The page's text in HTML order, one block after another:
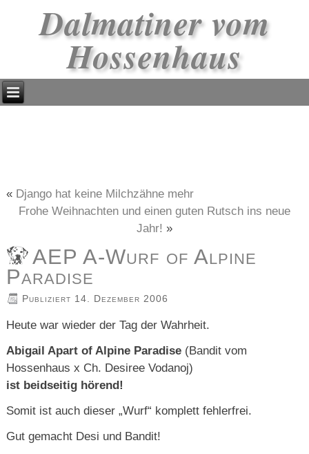
Dalmatiner vom
Hossenhaus
« Django hat keine Milchzähne mehr
Frohe Weihnachten und einen guten Rutsch ins neue
Jahr! »
AEP A-Wurf of Alpine
Paradise
Publiziert 14. Dezember 2006
Heute war wieder der Tag der Wahrheit.
Abigail Apart of Alpine Paradise (Bandit vom
Hossenhaus x Ch. Desiree Vodanoj)
ist beidseitig hörend!
Somit ist auch dieser „Wurf“ komplett fehlerfrei.
Gut gemacht Desi und Bandit!